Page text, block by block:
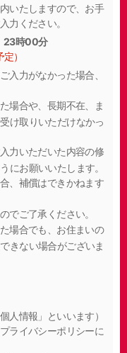
いたしますので、お手
力ください。
23時00分
）
入力がなかった場合、
場合や、長期不在、ま
け取りいただけなかっ
力いただいた内容の修
にお願いいたします。
、補償はできかねます
でご了承ください。
場合でも、お住まいの
きない場合がございま
人情報」といいます）
ライバシーポリシーに